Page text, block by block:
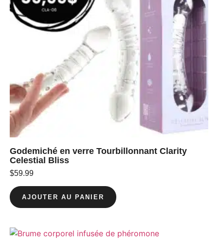
Godemiché en verre Tourbillonnant Clarity
Celestial Bliss
$59.99
AJOUTER AU PANIER